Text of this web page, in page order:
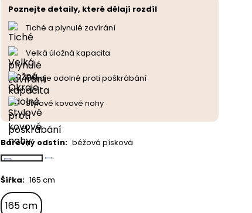
Poznejte detaily, které dělají rozdíl
Tiché a plynulé zavírání
Velká úložná kapacita
Okraje odolné proti poškrábání
Stylové kovové nohy
Barevný odstín: béžová písková
Šířka: 165 cm
165 cm